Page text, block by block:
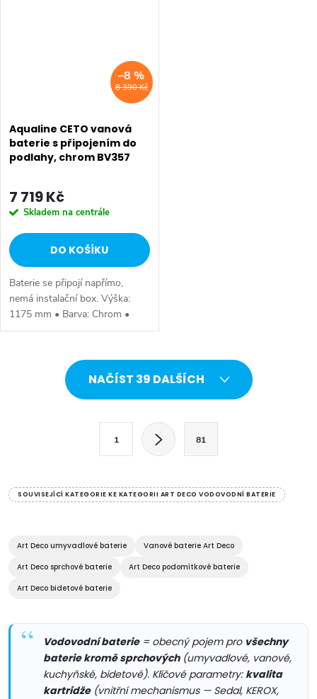
8 390 Kč
–8 %
Aqualine CETO vanová
baterie s připojením do
podlahy, chrom BV357
7 719 Kč
Skladem na centrále
DO KOŠÍKU
Baterie se připojí napřímo,
nemá instalační box. Výška:
1175 mm • Barva: Chrom •
Materiál: Mosaz • Tvar: Kruhové
Ovládání: Páka • Přepínač na
d
c
p
r
NAČÍST 39 DALŠÍCH
á
o
v
á
í
1 81
SOUVISEJÍCÍ KATEGORIE KE KATEGORII ART DECO VODOVODNÍ BATERIE
Art Deco umyvadlové baterie
Vanové baterie Art Deco
Art Deco sprchové baterie
Art Deco podomítkové baterie
Art Deco bidetové baterie
Vodovodní baterie= obecný pojem pro všechny
baterie kromě sprchových(umyvadlové, vanové,
kuchyňské, bidetové). Klíčové parametry: kvalita
kartridže(vnitřní mechanismus — Sedal, KEROX,